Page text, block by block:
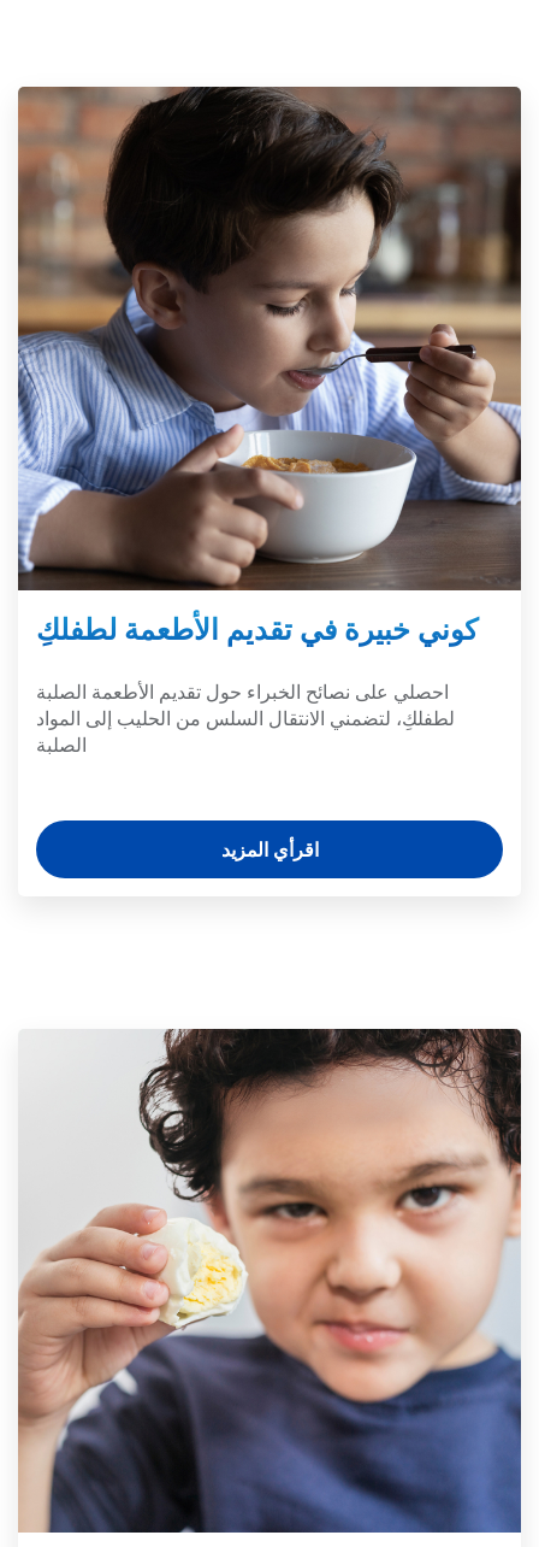
كوني خبيرة في تقديم الأطعمة لطفلكِ
احصلي على نصائح الخبراء حول تقديم الأطعمة الصلبة
لطفلكِ، لتضمني الانتقال السلس من الحليب إلى المواد
الصلبة
اقرأي المزيد